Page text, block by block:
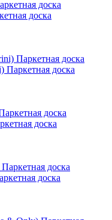
доска
доска
доска
доска